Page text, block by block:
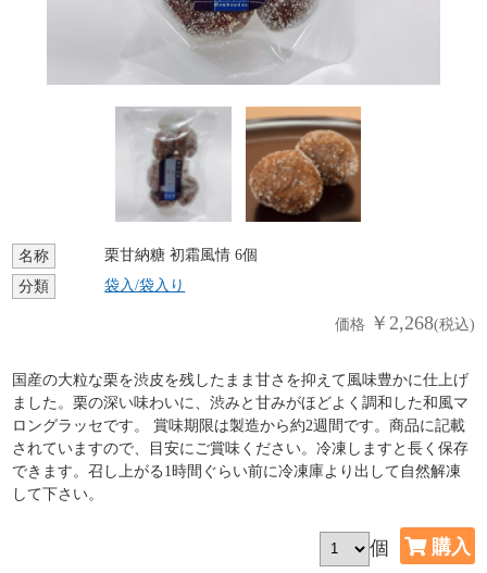
名称
栗甘納糖 初霜風情 6個
分類
袋入/袋入り
価格 ￥2,268(税込)
国産の大粒な栗を渋皮を残したまま甘さを抑えて風味豊かに仕上げ
ました。栗の深い味わいに、渋みと甘みがほどよく調和した和風マ
ロングラッセです。 賞味期限は製造から約2週間です。商品に記載
されていますので、目安にご賞味ください。冷凍しますと長く保存
できます。召し上がる1時間ぐらい前に冷凍庫より出して自然解凍
して下さい。
個